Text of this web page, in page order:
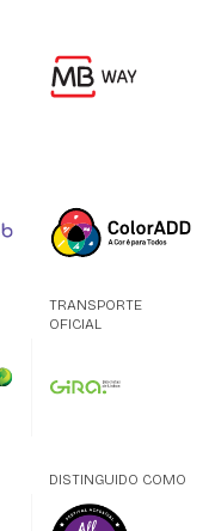
TRANSPORTE
OFICIAL
DISTINGUIDO COMO